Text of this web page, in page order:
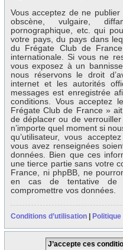
Vous acceptez de ne
obscène, vulgaire,
pornographique, etc. qui
votre pays, du pays dans
du Frégate Club de
internationale. Si vous ne
vous exposez à un
nous réservons le droit
internet et les autorités
messages est enregistrée
conditions. Vous
Frégate Club de France »
de déplacer ou de
n’importe quel moment si
qu’utilisateur, vous
vous avez renseignées
données. Bien que ces
une tierce partie sans votre
France, ni phpBB, ne
en cas de tentative de
compromettre vos données.
Conditions d’utilisation